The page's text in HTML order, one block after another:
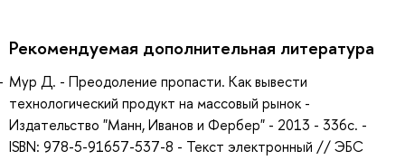
Рекомендуемая дополнительная литература
Мур Д. - Преодоление пропасти. Как вывести
технологический продукт на массовый рынок -
Издательство "Манн, Иванов и Фербер" - 2013 - 336с. -
ISBN: 978-5-91657-537-8 - Текст электронный // ЭБС